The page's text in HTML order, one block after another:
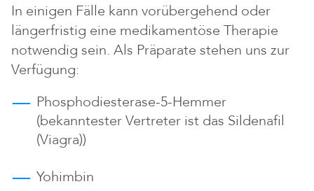
In einigen Fälle kann vorübergehend oder
längerfristig eine medikamentöse Therapie
notwendig sein. Als Präparate stehen uns zur
Verfügung:
Phosphodiesterase-5-Hemmer
(bekanntester Vertreter ist das Sildenafil
(Viagra))
Yohimbin